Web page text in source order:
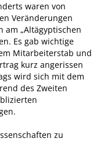
waren von
Veränderungen
am „Altägyptischen
Es gab wichtige
Mitarbeiterstab und
kurz angerissen
wird sich mit dem
des Zweiten
zu